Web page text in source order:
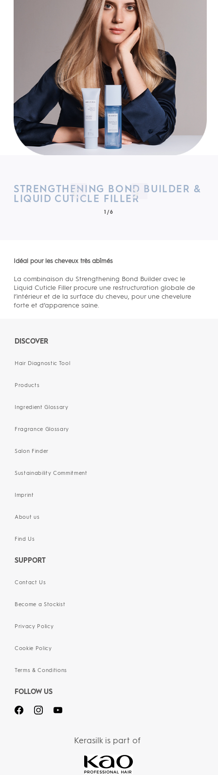
STRENGTHENING BOND BUILDER &
LIQUID CUTICLE FILLER
Idéal pour les cheveux très abîmés
La combinaison du Strengthening Bond Builder avec le
Liquid Cuticle Filler procure une restructuration globale de
l’intérieur et de la surface du cheveu, pour une chevelure
forte et d’apparence saine.
1/6
DISCOVER
Hair Diagnostic Tool
Products
Ingredient Glossary
Fragrance Glossary
Salon Finder
Sustainability Commitment
Imprint
About us
Find Us
SUPPORT
Contact Us
Become a Stockist
Privacy Policy
Cookie Policy
Terms & Conditions
FOLLOW US
Kerasilk is part of